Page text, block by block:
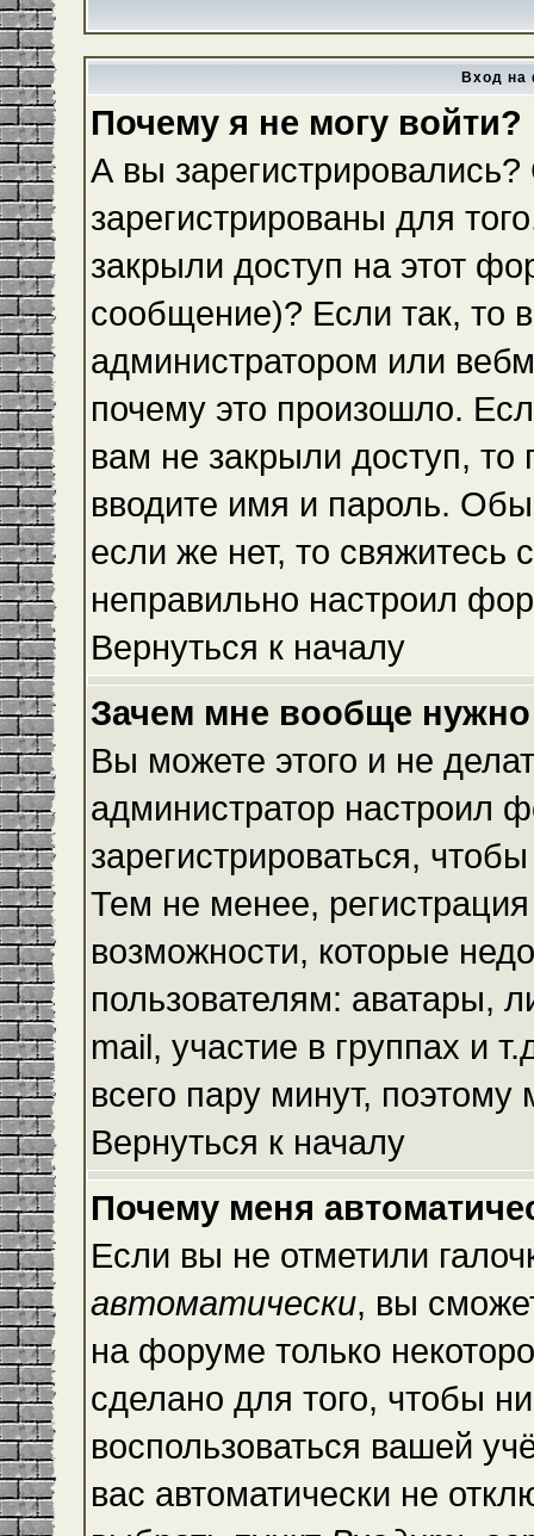
Вход на
Почему я не могу войти?
А вы
зарегистрированы для
закрыли доступ на этот
сообщение)? Если так, то
администратором или
почему это произошло.
вам не закрыли доступ,
вводите имя и пароль.
если же нет, то свяжитесь
неправильно настроил
Вернуться к началу
Зачем мне вообще нужно
Вы можете этого и не
администратор настроил
зарегистрироваться,
Тем не менее,
возможности, которые
пользователям: аватары,
mail, участие в группах и
всего пару минут,
Вернуться к началу
Почему меня
Если вы не отметили
автоматически, вы
на форуме только
сделано для того, чтобы
воспользоваться вашей
вас автоматически не